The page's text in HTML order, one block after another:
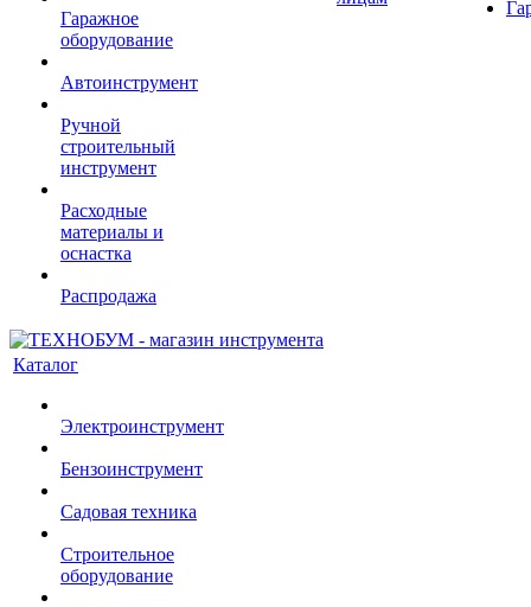
Гаражное
оборудование
Автоинструмент
Ручной
строительный
инструмент
Расходные
материалы и
оснастка
Распродажа
Каталог
Электроинструмент
Бензоинструмент
Садовая техника
Строительное
оборудование